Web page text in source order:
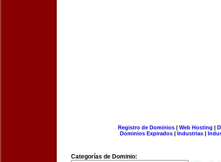
Registro de Dominios| Web Hosting |
Dominios Expirados | Industrias |
Categorías de Dominio: